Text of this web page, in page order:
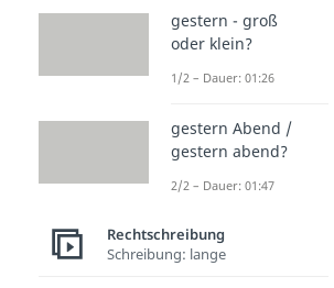
gestern - groß
oder klein?
1/2 – Dauer: 01:26
gestern Abend /
gestern abend?
2/2 – Dauer: 01:47
Rechtschreibung
Schreibung: lange